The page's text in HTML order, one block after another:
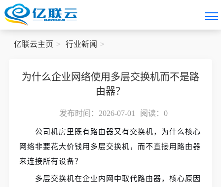
亿联云主页 行业新闻
为什么企业网络使用多层交换机而不是路
由器？
发布时间：2026-07-01 阅读： 0
公司机房里既有路由器又有交换机，为什么核心
网络非要花大价钱用多层交换机，而不直接用路由器
来连接所有设备？
多层交换机在企业内网中取代路由器，核心原因